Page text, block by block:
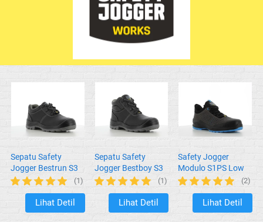
Sepatu Safety
Jogger Bestrun S3
(1)
`
Lihat Detil
Sepatu Safety
Jogger Bestboy S3
(1)
`
Lihat Detil
Safety Jogger
Modulo S1PS Low
Perf Grey
(2)
`
Lihat Detil